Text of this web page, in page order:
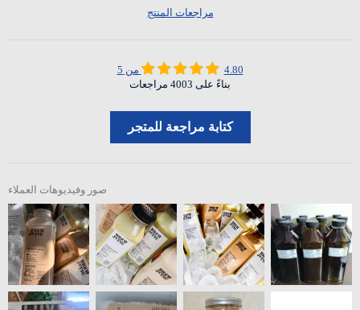
مراجعات المنتج
4.80 من 5
بناءً على 4003 مراجعات
كتابة مراجعة للمتجر
صور وفيديوهات العملاء